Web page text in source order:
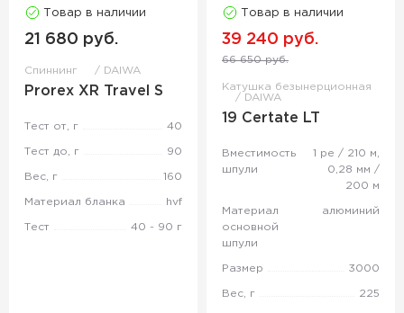
Товар в наличии
21 680 руб.
Спиннинг DAIWA
Prorex XR Travel S
Тест от, г 40
Тест до, г 90
Вес, г 160
Материал бланка hvf
Тест 40 - 90 г
Товар в наличии
39 240 руб.
66 650 руб.
Катушка безынерционная
DAIWA
19 Certate LT
Вместимость
шпули
1 pe / 210 м,
0,28 мм /
200 м
Материал
основной
шпули
алюминий
Размер 3000
Вес, г 225